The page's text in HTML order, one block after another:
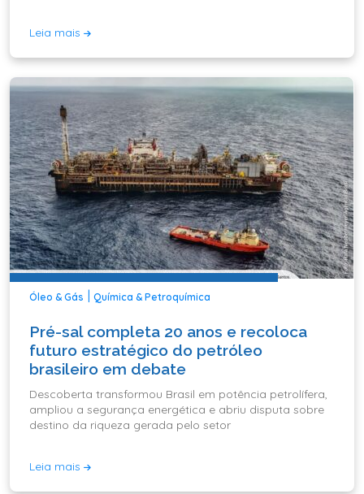
Leia mais
Óleo & Gás Química & Petroquímica
Pré-sal completa 20 anos e recoloca
futuro estratégico do petróleo
brasileiro em debate
Descoberta transformou Brasil em potência petrolífera,
ampliou a segurança energética e abriu disputa sobre
destino da riqueza gerada pelo setor
Leia mais